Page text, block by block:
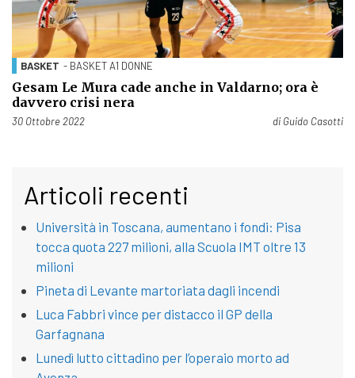
BASKET - BASKET A1 DONNE
Gesam Le Mura cade anche in Valdarno; ora è
davvero crisi nera
Pubblicato il
30 Ottobre 2022 di Guido Casotti
Articoli recenti
Università in Toscana, aumentano i fondi: Pisa
tocca quota 227 milioni, alla Scuola IMT oltre 13
milioni
Pineta di Levante martoriata dagli incendi
Luca Fabbri vince per distacco il GP della
Garfagnana
Lunedì lutto cittadino per l’operaio morto ad